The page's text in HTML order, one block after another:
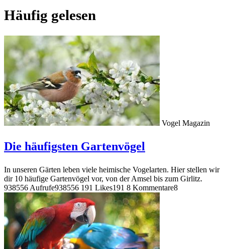
Häufig gelesen
Vogel Magazin
Die häufigsten Gartenvögel
In unseren Gärten leben viele heimische Vogelarten. Hier stellen wir
dir 10 häufige Gartenvögel vor, von der Amsel bis zum Girlitz.
938556 Aufrufe938556 191 Likes191 8 Kommentare8